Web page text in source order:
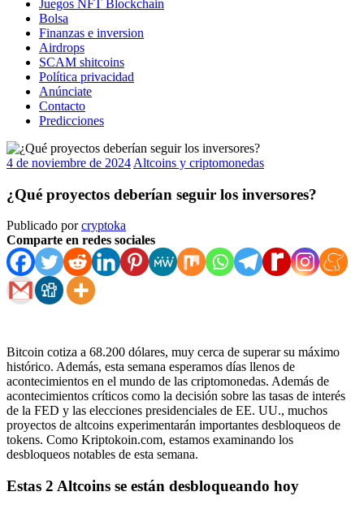
Juegos NFT Blockchain
Bolsa
Finanzas e inversion
Airdrops
SCAM shitcoins
Política privacidad
Anúnciate
Contacto
Predicciones
4 de noviembre de 2024 Altcoins y criptomonedas
¿Qué proyectos deberían seguir los inversores?
Publicado porcryptoka
Comparte en redes sociales
Bitcoin cotiza a 68.200 dólares, muy cerca de superar su máximo
histórico. Además, esta semana esperamos días llenos de
acontecimientos en el mundo de las criptomonedas. Además de
acontecimientos críticos como la decisión sobre las tasas de interés
de la FED y las elecciones presidenciales de EE. UU., muchos
proyectos de altcoins experimentarán importantes desbloqueos de
tokens. Como Kriptokoin.com, estamos examinando los
desbloqueos notables de esta semana.
Estas 2 Altcoins se están desbloqueando hoy